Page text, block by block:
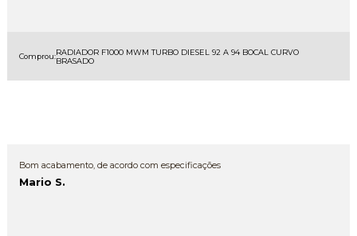
Comprou:RADIADOR F1000 MWM TURBO DIESEL 92 A 94 BOCAL CURVO
BRASADO
Bom acabamento, de acordo com especificações
Mario S.